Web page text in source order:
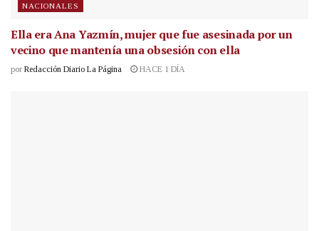
NACIONALES
Ella era Ana Yazmín, mujer que fue asesinada por un
vecino que mantenía una obsesión con ella
por Redacción Diario La Página HACE 1 DÍA